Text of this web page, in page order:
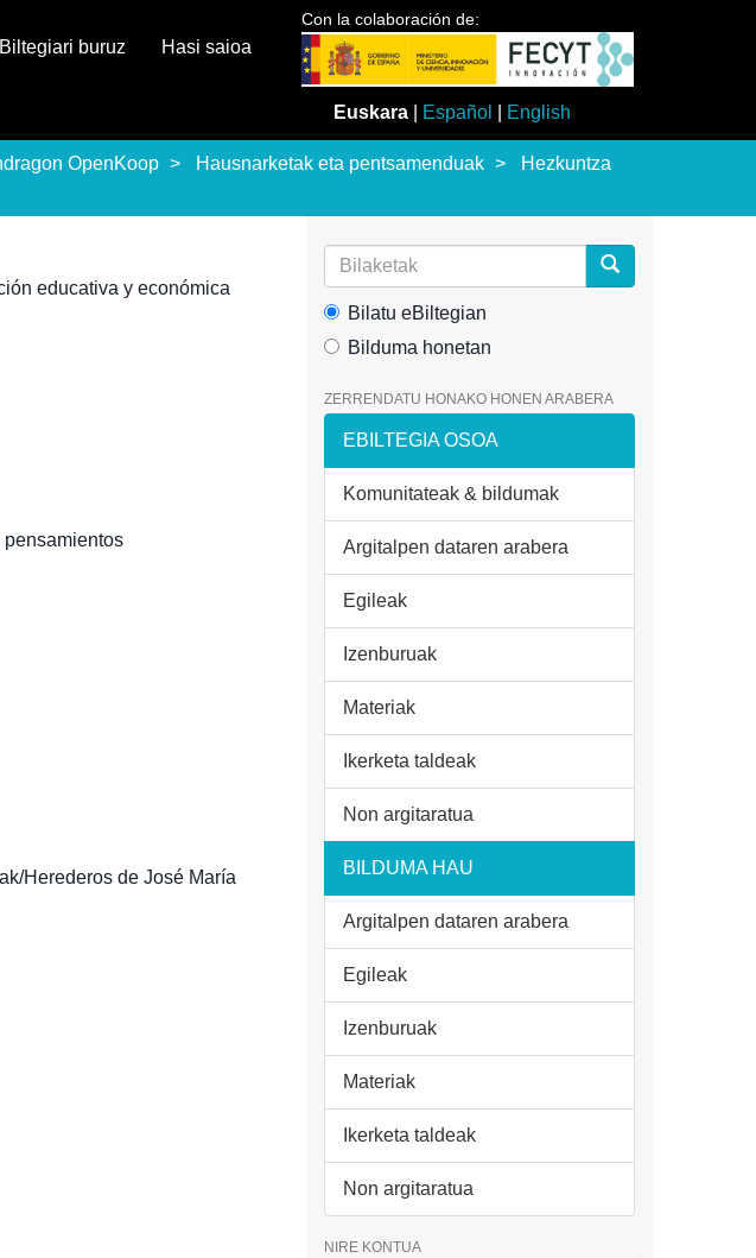
Con la colaboración de:
Euskara Español English
buruz Hasi saioa
OpenKoop Hausnarketak eta pentsamenduak
Hezkuntza
educativa y económica
Herederos de José María
Bilatu eBiltegian
Bilduma honetan
ZERRENDATU HONAKO HONEN ARABERA
EBILTEGIA OSOA
Komunitateak & bildumak
Argitalpen dataren arabera
Egileak
Izenburuak
Materiak
Ikerketa taldeak
Non argitaratua
BILDUMA HAU
Argitalpen dataren arabera
Egileak
Izenburuak
Materiak
Ikerketa taldeak
Non argitaratua
NIRE KONTUA